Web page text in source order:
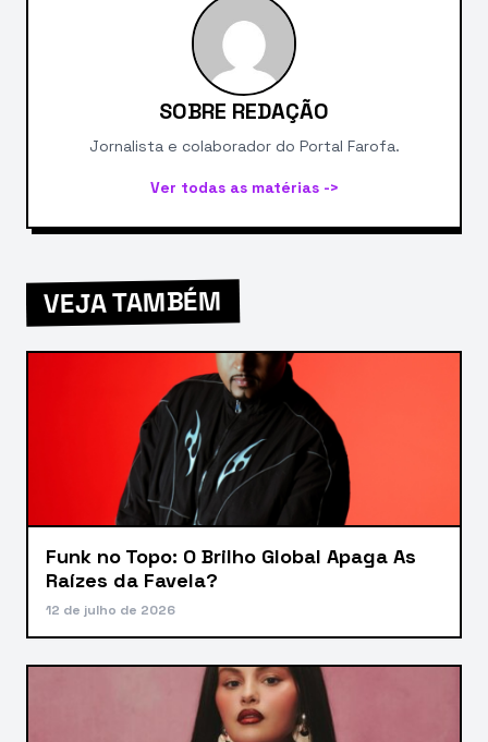
SOBRE REDAÇÃO
Jornalista e colaborador do Portal Farofa.
Ver todas as matérias ->
VEJA TAMBÉM
Funk no Topo: O Brilho Global Apaga As
Raízes da Favela?
12 de julho de 2026